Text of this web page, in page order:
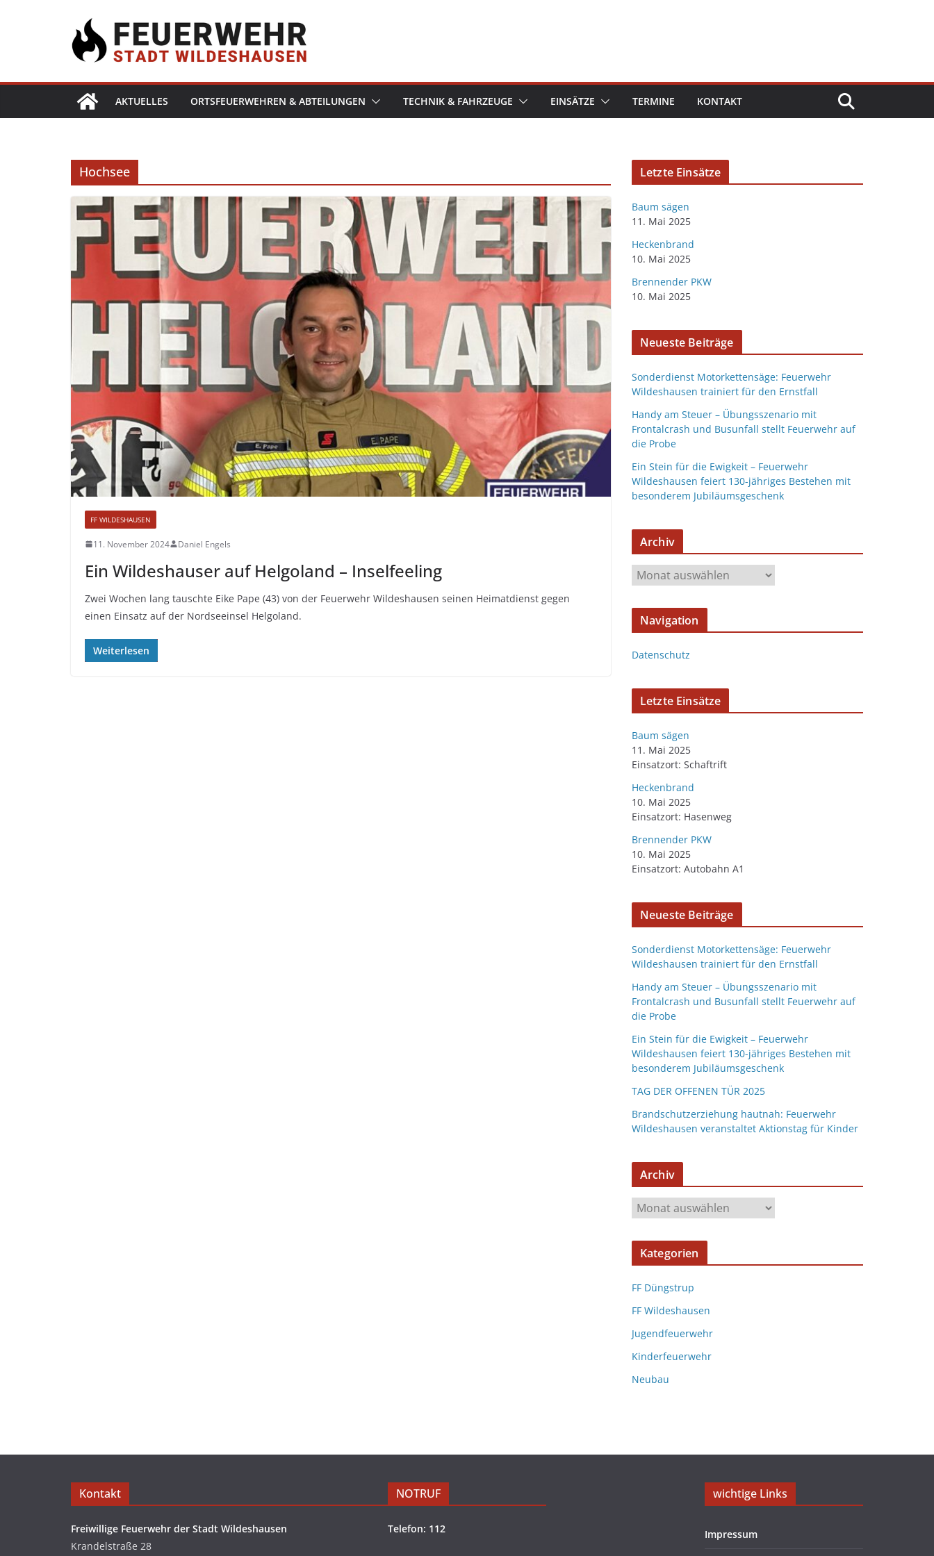
AKTUELLES ORTSFEUERWEHREN & ABTEILUNGEN TECHNIK & FAHRZEUGE EINSÄTZE TERMINE KONTAKT
Hochsee
FF WILDESHAUSEN
11. November 2024 Daniel Engels
Ein Wildeshauser auf Helgoland – Inselfeeling
Zwei Wochen lang tauschte Eike Pape (43) von der Feuerwehr Wildeshausen seinen Heimatdienst gegen
einen Einsatz auf der Nordseeinsel Helgoland.
Weiterlesen
Letzte Einsätze
Baum sägen
11. Mai 2025
Heckenbrand
10. Mai 2025
Brennender PKW
10. Mai 2025
Neueste Beiträge
Sonderdienst Motorkettensäge: Feuerwehr
Wildeshausen trainiert für den Ernstfall
Handy am Steuer – Übungsszenario mit
Frontalcrash und Busunfall stellt Feuerwehr auf
die Probe
Ein Stein für die Ewigkeit – Feuerwehr
Wildeshausen feiert 130-jähriges Bestehen mit
besonderem Jubiläumsgeschenk
Archiv
Navigation
Datenschutz
Letzte Einsätze
Baum sägen
11. Mai 2025
Einsatzort: Schaftrift
Heckenbrand
10. Mai 2025
Einsatzort: Hasenweg
Brennender PKW
10. Mai 2025
Einsatzort: Autobahn A1
Neueste Beiträge
Sonderdienst Motorkettensäge: Feuerwehr
Wildeshausen trainiert für den Ernstfall
Handy am Steuer – Übungsszenario mit
Frontalcrash und Busunfall stellt Feuerwehr auf
die Probe
Ein Stein für die Ewigkeit – Feuerwehr
Wildeshausen feiert 130-jähriges Bestehen mit
besonderem Jubiläumsgeschenk
TAG DER OFFENEN TÜR 2025
Brandschutzerziehung hautnah: Feuerwehr
Wildeshausen veranstaltet Aktionstag für Kinder
Archiv
Kategorien
FF Düngstrup
FF Wildeshausen
Jugendfeuerwehr
Kinderfeuerwehr
Neubau
Kontakt
Freiwillige Feuerwehr der Stadt Wildeshausen
Krandelstraße 28
NOTRUF
Telefon: 112
wichtige Links
Impressum